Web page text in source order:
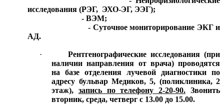
исследования (РЭГ, ЭХО-ЭГ, ЭЭГ);
- ВЭМ;
- Суточное мониторирование ЭКГ и
АД.
·
Рентгенографические исследования (при
наличии направления от врача) проводятся
на базе отделения лучевой диагностики по
адресу бульвар Медиков, 5, (поликлиника, 2
этаж), запись по телефону 2-20-90. Звонить
вторник, среда, четверг с 13.00 до 15.00.